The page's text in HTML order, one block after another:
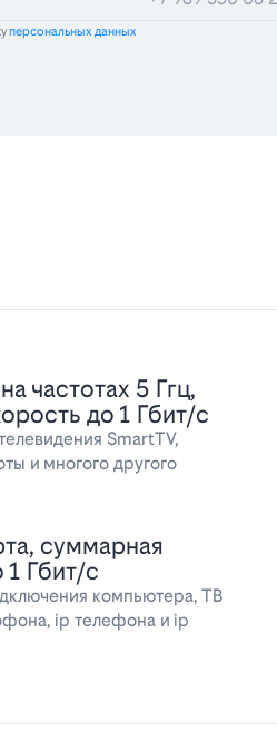
персональных данных
частотах 5 Ггц,
до 1 Гбит/с
SmartTV,
и многого другого
суммарная
1 Гбит/с
компьютера, ТВ
ip телефона и ip